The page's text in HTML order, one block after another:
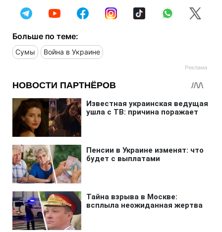
Больше по теме:
Сумы Война в Украине